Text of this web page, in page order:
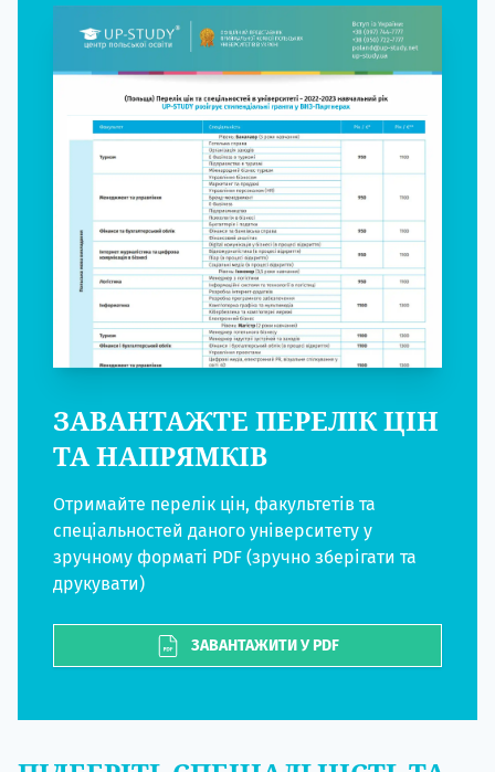
ЗАВАНТАЖТЕ ПЕРЕЛІК ЦІН
ТА НАПРЯМКІВ
Отримайте перелік цін, факультетів та
спеціальностей даного університету у
зручному форматі PDF (зручно зберігати та
друкувати)
ЗАВАНТАЖИТИ У PDF